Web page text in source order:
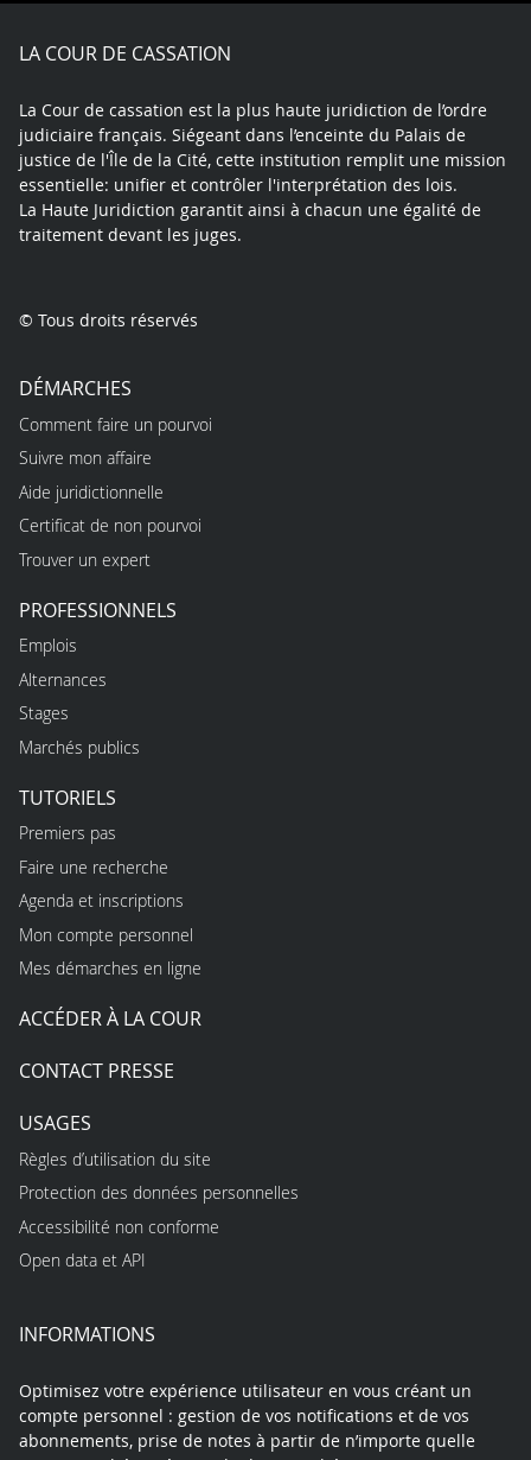
LA COUR DE CASSATION
La Cour de cassation est la plus haute juridiction de l’ordre
judiciaire français. Siégeant dans l’enceinte du Palais de
justice de l'Île de la Cité, cette institution remplit une mission
essentielle: unifier et contrôler l'interprétation des lois.
La Haute Juridiction garantit ainsi à chacun une égalité de
traitement devant les juges.
© Tous droits réservés
DÉMARCHES
Comment faire un pourvoi
Suivre mon affaire
Aide juridictionnelle
Certificat de non pourvoi
Trouver un expert
PROFESSIONNELS
Emplois
Alternances
Stages
Marchés publics
TUTORIELS
Premiers pas
Faire une recherche
Agenda et inscriptions
Mon compte personnel
Mes démarches en ligne
ACCÉDER À LA COUR
CONTACT PRESSE
USAGES
Règles d’utilisation du site
Protection des données personnelles
Accessibilité non conforme
Open data et API
INFORMATIONS
Optimisez votre expérience utilisateur en vous créant un
compte personnel : gestion de vos notifications et de vos
abonnements, prise de notes à partir de n’importe quelle